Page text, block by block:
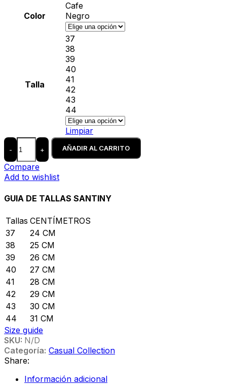
Color
Cafe
Negro
Talla
37
38
39
40
41
42
43
44
Limpiar
- + AÑADIR AL CARRITO
Compare
Add to wishlist
GUIA DE TALLAS SANTINY
Tallas CENTÍMETROS
37
24 CM
38
25 CM
39
26 CM
40
27 CM
41
28 CM
42
29 CM
43
30 CM
44
31 CM
Size guide
SKU: N/D
Categoría: Casual Collection
Share:
Información adicional